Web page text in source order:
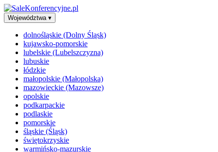
Województwa ▾
dolnośląskie (Dolny Śląsk)
kujawsko-pomorskie
lubelskie (Lubelszczyzna)
lubuskie
łódzkie
małopolskie (Małopolska)
mazowieckie (Mazowsze)
opolskie
podkarpackie
podlaskie
pomorskie
śląskie (Śląsk)
świętokrzyskie
warmińsko-mazurskie